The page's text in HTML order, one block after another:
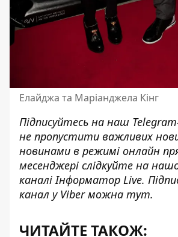
Елайджа та Маріанджела Кінг
Підписуйтесь на наш
не пропустити важливих
новинами в режимі онлайн
месенджері слідкуйте на
каналіІнформатор Live.
канал у Viber можна тут.
ЧИТАЙТЕ ТАКОЖ: